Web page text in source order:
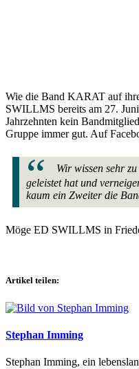
Wie die Band KARAT auf
SWILLMS bereits am 27.
Jahrzehnten kein
Gruppe immer gut. Auf
Wir wissen sehr
geleistet hat und
kaum ein Zweiter die
Möge ED SWILLMS in
Artikel teilen:
Stephan Imming
Stephan Imming, ein